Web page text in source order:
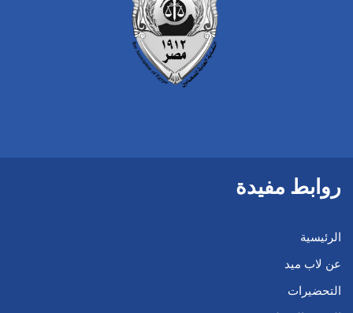
روابط مفيدة
الرئيسية
عن لاب ميد
التحضيرات